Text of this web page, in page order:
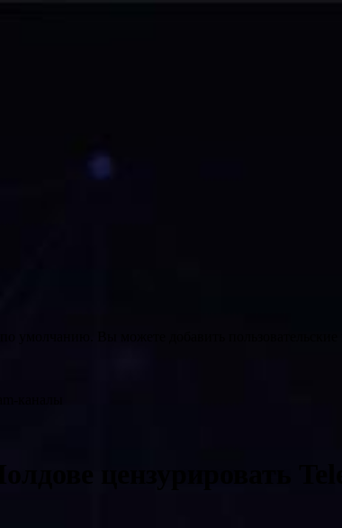
умолчанию. Вы можете добавить пользовательские
цензурировать